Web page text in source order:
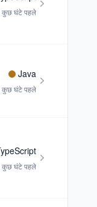
कुछ घंटे पहले
Java
कुछ घंटे पहले
कुछ घंटे पहले